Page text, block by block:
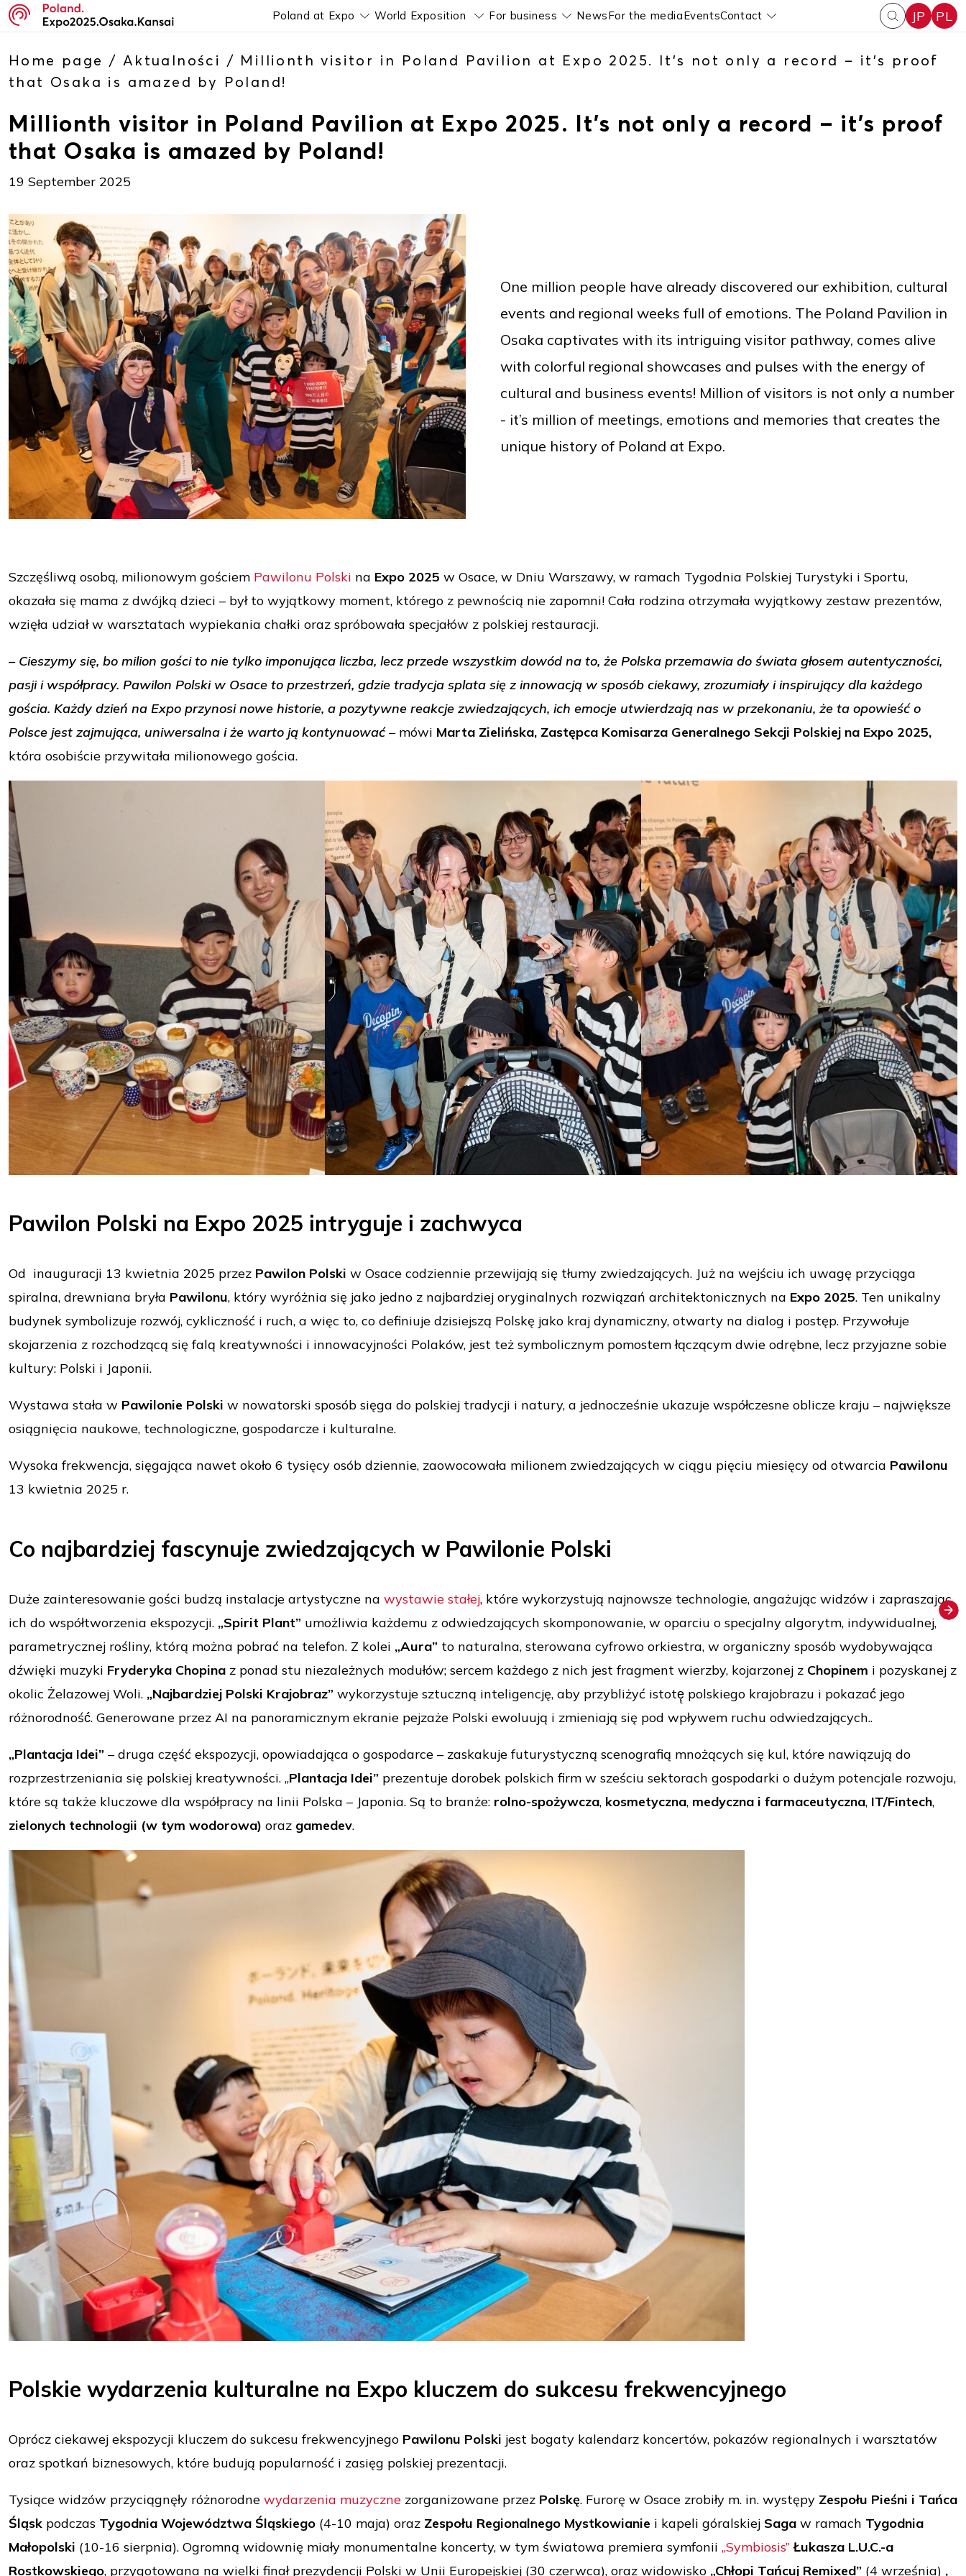
Poland at Expo
Pokaż submenu
World Exposition
Pokaż submenu
For business
Pokaż submenu
NewsFor the mediaEventsContact
Pokaż submenu
JP PL
Home page / Aktualności / Millionth visitor in Poland Pavilion at Expo 2025. It’s not only a record – it’s proof
that Osaka is amazed by Poland!
Millionth visitor in Poland Pavilion at Expo 2025. It’s not only a record – it’s proof
that Osaka is amazed by Poland!
19 September 2025
One million people have already discovered our exhibition, cultural
events and regional weeks full of emotions. The Poland Pavilion in
Osaka captivates with its intriguing visitor pathway, comes alive
with colorful regional showcases and pulses with the energy of
cultural and business events! Million of visitors is not only a number
- it’s million of meetings, emotions and memories that creates the
unique history of Poland at Expo.
Szczęśliwą osobą, milionowym gościem Pawilonu Polski na Expo 2025 w Osace, w Dniu Warszawy, w ramach Tygodnia Polskiej Turystyki i Sportu,
okazała się mama z dwójką dzieci – był to wyjątkowy moment, którego z pewnością nie zapomni! Cała rodzina otrzymała wyjątkowy zestaw prezentów,
wzięła udział w warsztatach wypiekania chałki oraz spróbowała specjałów z polskiej restauracji.
– Cieszymy się, bo milion gości to nie tylko imponująca liczba, lecz przede wszystkim dowód na to, że Polska przemawia do świata głosem autentyczności,
pasji i współpracy. Pawilon Polski w Osace to przestrzeń, gdzie tradycja splata się z innowacją w sposób ciekawy, zrozumiały i inspirujący dla każdego
gościa. Każdy dzień na Expo przynosi nowe historie, a pozytywne reakcje zwiedzających, ich emocje utwierdzają nas w przekonaniu, że ta opowieść o
Polsce jest zajmująca, uniwersalna i że warto ją kontynuować– mówi Marta Zielińska, Zastępca Komisarza Generalnego Sekcji Polskiej na Expo 2025,
która osobiście przywitała milionowego gościa.
Pawilon Polski na Expo 2025 intryguje i zachwyca
Od inauguracji 13 kwietnia 2025 przez Pawilon Polski w Osace codziennie przewijają się tłumy zwiedzających. Już na wejściu ich uwagę przyciąga
spiralna, drewniana bryła Pawilonu, który wyróżnia się jako jedno z najbardziej oryginalnych rozwiązań architektonicznych na Expo 2025. Ten unikalny
budynek symbolizuje rozwój, cykliczność i ruch, a więc to, co definiuje dzisiejszą Polskę jako kraj dynamiczny, otwarty na dialog i postęp. Przywołuje
skojarzenia z rozchodzącą się falą kreatywności i innowacyjności Polaków, jest też symbolicznym pomostem łączącym dwie odrębne, lecz przyjazne sobie
kultury: Polski i Japonii.
Wystawa stała w Pawilonie Polski w nowatorski sposób sięga do polskiej tradycji i natury, a jednocześnie ukazuje współczesne oblicze kraju – największe
osiągnięcia naukowe, technologiczne, gospodarcze i kulturalne.
Wysoka frekwencja, sięgająca nawet około 6 tysięcy osób dziennie, zaowocowała milionem zwiedzających w ciągu pięciu miesięcy od otwarcia Pawilonu
13 kwietnia 2025 r.
Co najbardziej fascynuje zwiedzających w Pawilonie Polski
Duże zainteresowanie gości budzą instalacje artystyczne na wystawie stałej, które wykorzystują najnowsze technologie, angażując widzów i zapraszając
ich do współtworzenia ekspozycji. „Spirit Plant” umożliwia każdemu z odwiedzających skomponowanie, w oparciu o specjalny algorytm, indywidualnej,
parametrycznej rośliny, którą można pobrać na telefon. Z kolei „Aura” to naturalna, sterowana cyfrowo orkiestra, w organiczny sposób wydobywająca
dźwięki muzyki Fryderyka Chopina z ponad stu niezależnych modułów; sercem każdego z nich jest fragment wierzby, kojarzonej z Chopinem i pozyskanej z
okolic Żelazowej Woli. „Najbardziej Polski Krajobraz” wykorzystuje sztuczną inteligencję, aby przybliżyć istotę̨ polskiego krajobrazu i pokazać́ jego
różnorodność́. Generowane przez AI na panoramicznym ekranie pejzaże Polski ewoluują i zmieniają się pod wpływem ruchu odwiedzających..
„Plantacja Idei” – druga część ekspozycji, opowiadająca o gospodarce – zaskakuje futurystyczną scenografią mnożących się kul, które nawiązują do
rozprzestrzeniania się polskiej kreatywności. „Plantacja Idei” prezentuje dorobek polskich firm w sześciu sektorach gospodarki o dużym potencjale rozwoju,
które są także kluczowe dla współpracy na linii Polska – Japonia. Są to branże: rolno-spożywcza, kosmetyczna, medyczna i farmaceutyczna, IT/Fintech,
zielonych technologii (w tym wodorowa) oraz gamedev.
Polskie wydarzenia kulturalne na Expo kluczem do sukcesu frekwencyjnego
Oprócz ciekawej ekspozycji kluczem do sukcesu frekwencyjnego Pawilonu Polski jest bogaty kalendarz koncertów, pokazów regionalnych i warsztatów
oraz spotkań biznesowych, które budują popularność i zasięg polskiej prezentacji.
Tysiące widzów przyciągnęły różnorodne wydarzenia muzyczne zorganizowane przez Polskę. Furorę w Osace zrobiły m. in. występy Zespołu Pieśni i Tańca
Śląsk podczas Tygodnia Województwa Śląskiego (4-10 maja) oraz Zespołu Regionalnego Mystkowianie i kapeli góralskiej Saga w ramach Tygodnia
Małopolski (10-16 sierpnia). Ogromną widownię miały monumentalne koncerty, w tym światowa premiera symfonii „Symbiosis” Łukasza L.U.C.-a
Rostkowskiego, przygotowana na wielki finał prezydencji Polski w Unii Europejskiej (30 czerwca), oraz widowisko „Chłopi Tańcuj Remixed” (4 września) ,